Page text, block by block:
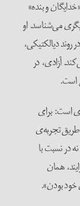
و بنده»
می‌شناسد. او
دیالکتیکی،
آزادی، در
است.
است: برای
طریق تجربه‌ی
در نسبت با
همان
بودن».